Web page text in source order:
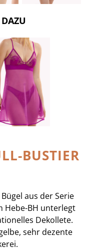
BUSTIER
aus der Serie
Hebe-BH unterlegt
Dekollete.
sehr dezente